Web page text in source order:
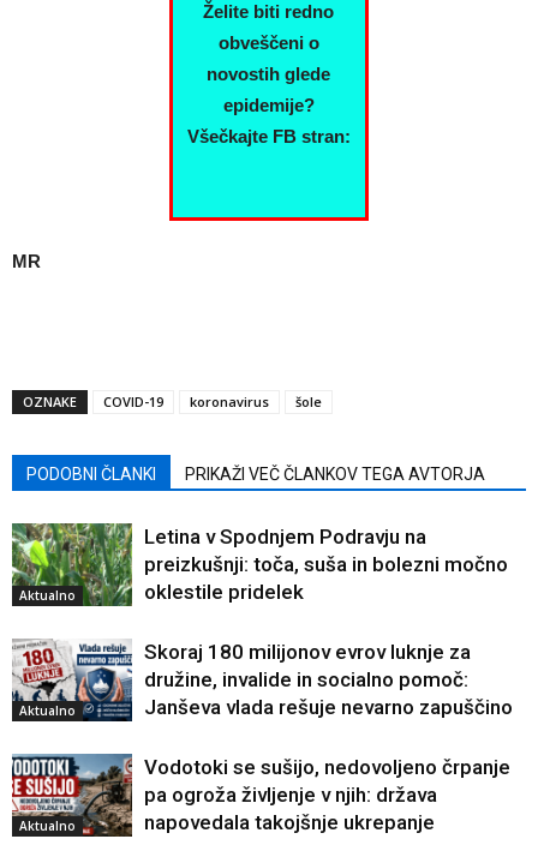
Želite biti redno
obveščeni o
novostih glede
epidemije?
Všečkajte FB stran:
MR
OZNAKE COVID-19 koronavirus šole
PODOBNI ČLANKI PRIKAŽI VEČ ČLANKOV TEGA AVTORJA
Aktualno
Letina v Spodnjem Podravju na
preizkušnji: toča, suša in bolezni močno
oklestile pridelek
Aktualno
Skoraj 180 milijonov evrov luknje za
družine, invalide in socialno pomoč:
Janševa vlada rešuje nevarno zapuščino
Aktualno
Vodotoki se sušijo, nedovoljeno črpanje
pa ogroža življenje v njih: država
napovedala takojšnje ukrepanje